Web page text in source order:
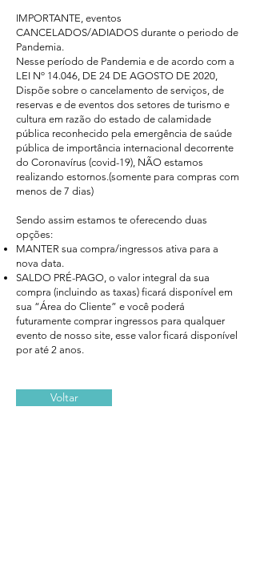
IMPORTANTE, eventos
CANCELADOS/ADIADOS durante o periodo de
Pandemia.
Nesse período de Pandemia e de acordo com a
LEI Nº 14.046, DE 24 DE AGOSTO DE 2020,
Dispõe sobre o cancelamento de serviços, de
reservas e de eventos dos setores de turismo e
cultura em razão do estado de calamidade
pública reconhecido pela emergência de saúde
pública de importância internacional decorrente
do Coronavírus (covid-19), NÃO estamos
realizando estornos.(somente para compras com
menos de 7 dias)
Sendo assim estamos te oferecendo duas
opções:
MANTER sua compra/ingressos ativa para a
nova data.
SALDO PRÉ-PAGO, o valor integral da sua
compra (incluindo as taxas) ficará disponível em
sua “Área do Cliente” e você poderá
futuramente comprar ingressos para qualquer
evento de nosso site, esse valor ficará disponível
por até 2 anos.
Voltar